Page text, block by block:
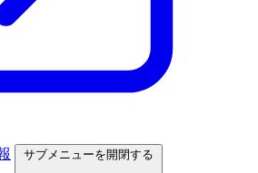
サブメニューを開閉する